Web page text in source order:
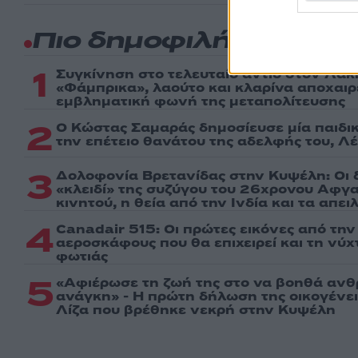
Πιο δημοφιλή
1 Συγκίνηση στο τελευταίο αντίο στον
«Φάμπρικα», λαούτο και κλαρίνα
εμβληματική φωνή της μεταπολίτευσης
2 Ο Κώστας Σαμαράς δημοσίευσε μία
την επέτειο θανάτου της αδελφής του,
3 Δολοφονία Βρετανίδας στην Κυψέλη: Οι
«κλειδί» της συζύγου του 26χρονου
κινητού, η θεία από την Ινδία και τα
4 Canadair 515: Οι πρώτες εικόνες από
αεροσκάφους που θα επιχειρεί και τη
φωτιάς
5 «Αφιέρωσε τη ζωή της στο να βοηθά
ανάγκη» - Η πρώτη δήλωση της
Λίζα που βρέθηκε νεκρή στην Κυψέλη